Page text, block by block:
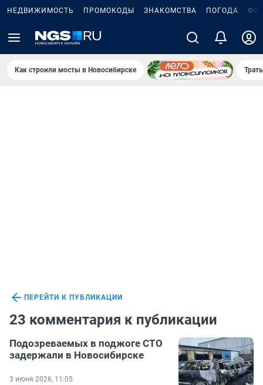
НЕДВИЖИМОСТЬ ПРОМОКОДЫ ЗНАКОМСТВА ПОГОДА
Как строили мосты в Новосибирске
ПЕРЕЙТИ К ПУБЛИКАЦИИ
23 комментария к публикации
Подозреваемых в поджоге СТО
задержали в Новосибирске
3 июня 2026, 11:05